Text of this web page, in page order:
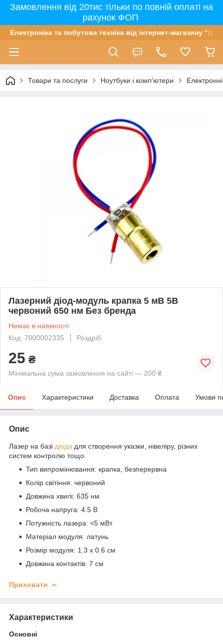
Замовлення від 20тис тільки по повній оплаті на
рахунок ФОП
Електроніка та побутова техніка від інтернет-магазину
Товари та послуги Ноутбуки і комп'ютери
Лазерний діод-модуль крапка 5 мВ 5В
червоний 650 нм Без бренда
Немає в наявності
Код: 7000002335
Роздріб
25 ₴
Мінімальна сума замовлення на сайті — 200 ₴
Опис Характеристики Доставка Оплата Умови
Опис
Лазер на базі діода для створення указки, нівеліру, різних
систем контролю тощо.
Тип випромінювання: крапка, безперервна
Колір світіння: червоний
Довжина хвилі: 635 нм
Робоча напруга: 4.5 В
Потужність лазера: <5 мВт
Матеріал модуля: латунь
Розмір модуля: 1.3 х 0.6 см
Довжина контактів: 7 см
Приховати
Характеристики
Основні